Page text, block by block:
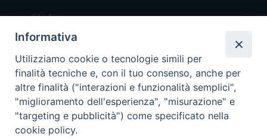
Chi Siamo
Redazione
Scrivici
Copyright © 2019 - Tutti i diritti riservati - Vita
Informativa
Utilizziamo cookie o tecnologie simili per
finalità tecniche e, con il tuo consenso, anche per
altre finalità ("interazioni e funzionalità semplici",
"miglioramento dell'esperienza", "misurazione" e
"targeting e pubblicità") come specificato nella
cookie policy.